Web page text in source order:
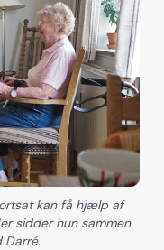
kan få hjælp af
sidder hun sammen
Darré.